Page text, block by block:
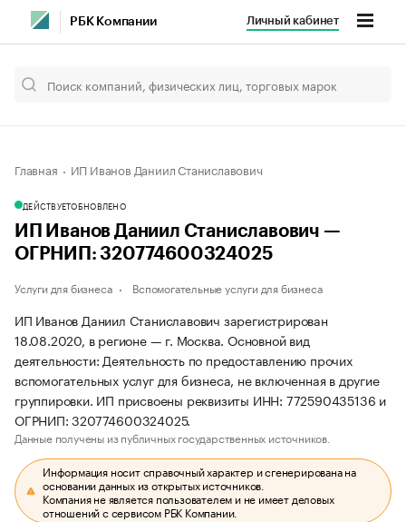
РБК Компании Личный кабинет
Главная ИП Иванов Даниил Станиславович
ДЕЙСТВУЕТОБНОВЛЕНО
ИП Иванов Даниил Станиславович —
ОГРНИП: 320774600324025
Услуги для бизнеса Вспомогательные услуги для бизнеса
ИП Иванов Даниил Станиславович зарегистрирован
18.08.2020, в регионе — г. Москва. Основной вид
деятельности: Деятельность по предоставлению прочих
вспомогательных услуг для бизнеса, не включенная в другие
группировки. ИП присвоены реквизиты ИНН: 772590435136 и
ОГРНИП: 320774600324025.
Данные получены из публичных государственных источников.
Информация носит справочный характер и сгенерирована на
основании данных из открытых источников.
Компания не является пользователем и не имеет деловых
отношений с сервисом РБК Компании.